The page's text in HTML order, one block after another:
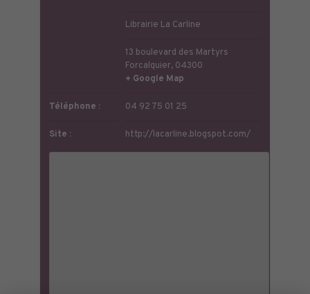
Librairie La Carline
13 boulevard des Martyrs
Forcalquier, 04300
+ Google Map
Téléphone : 04 92 75 01 25
Site : http://lacarline.blogspot.com/